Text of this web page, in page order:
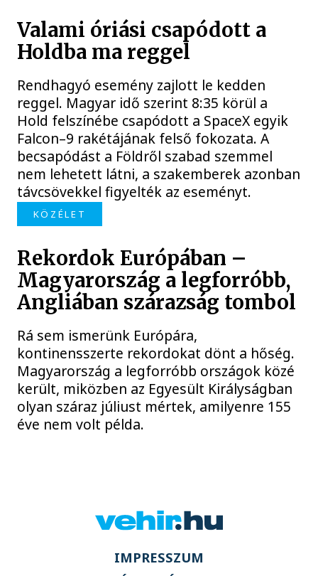
Valami óriási csapódott a
Holdba ma reggel
Rendhagyó esemény zajlott le kedden
reggel. Magyar idő szerint 8:35 körül a
Hold felszínébe csapódott a SpaceX egyik
Falcon–9 rakétájának felső fokozata. A
becsapódást a Földről szabad szemmel
nem lehetett látni, a szakemberek azonban
távcsövekkel figyelték az eseményt.
KÖZÉLET
Rekordok Európában –
Magyarország a legforróbb,
Angliában szárazság tombol
Rá sem ismerünk Európára,
kontinensszerte rekordokat dönt a hőség.
Magyarország a legforróbb országok közé
került, miközben az Egyesült Királyságban
olyan száraz júliust mértek, amilyenre 155
éve nem volt példa.
IMPRESSZUM